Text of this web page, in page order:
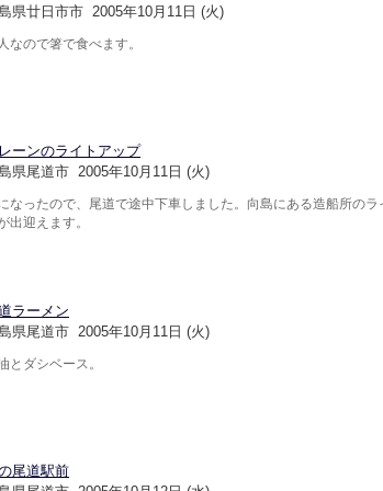
県廿日市市 2005年10月11日 (火)
なので箸で食べます。
ーンのライトアップ
県尾道市 2005年10月11日 (火)
なったので、尾道で途中下車しました。向島にある造船所のラ
出迎えます。
ラーメン
県尾道市 2005年10月11日 (火)
とダシベース。
尾道駅前